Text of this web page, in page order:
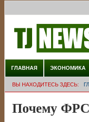
ГЛАВНАЯ ЭКОНОМИКА
ВЫ НАХОДИТЕСЬ ЗДЕСЬ:
Почему